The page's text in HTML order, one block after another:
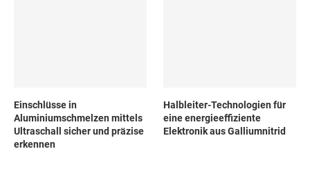
Einschlüsse in
Aluminiumschmelzen mittels
Ultraschall sicher und präzise
erkennen
Halbleiter-Technologien für
eine energieeffiziente
Elektronik aus Galliumnitrid